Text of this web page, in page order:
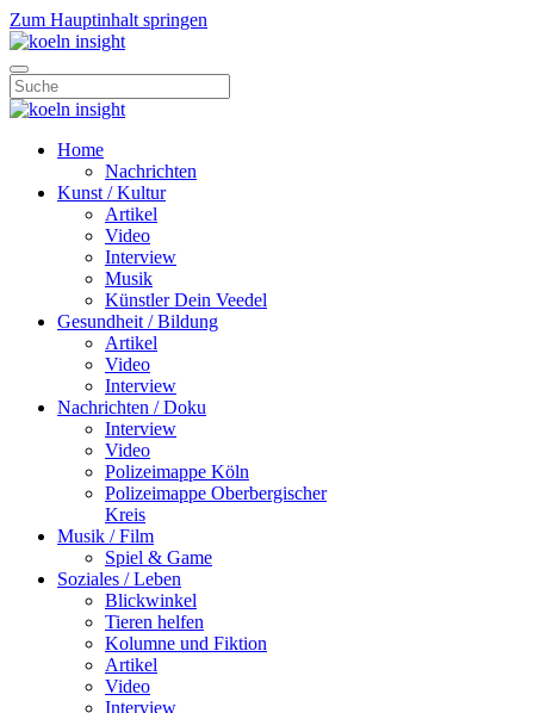
Zum Hauptinhalt springen
Home
Nachrichten
Kunst / Kultur
Artikel
Video
Interview
Musik
Künstler Dein Veedel
Gesundheit / Bildung
Artikel
Video
Interview
Nachrichten / Doku
Interview
Video
Polizeimappe Köln
Polizeimappe Oberbergischer
Kreis
Musik / Film
Spiel & Game
Soziales / Leben
Blickwinkel
Tieren helfen
Kolumne und Fiktion
Artikel
Video
Interview